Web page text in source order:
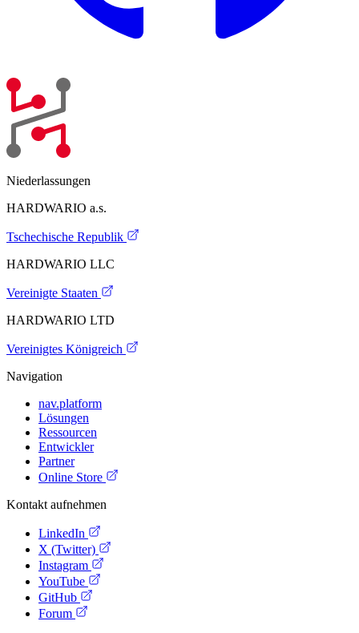
Niederlassungen
HARDWARIO a.s.
Tschechische Republik
HARDWARIO LLC
Vereinigte Staaten
HARDWARIO LTD
Vereinigtes Königreich
Navigation
nav.platform
Lösungen
Ressourcen
Entwickler
Partner
Online Store
Kontakt aufnehmen
LinkedIn
X (Twitter)
Instagram
YouTube
GitHub
Forum